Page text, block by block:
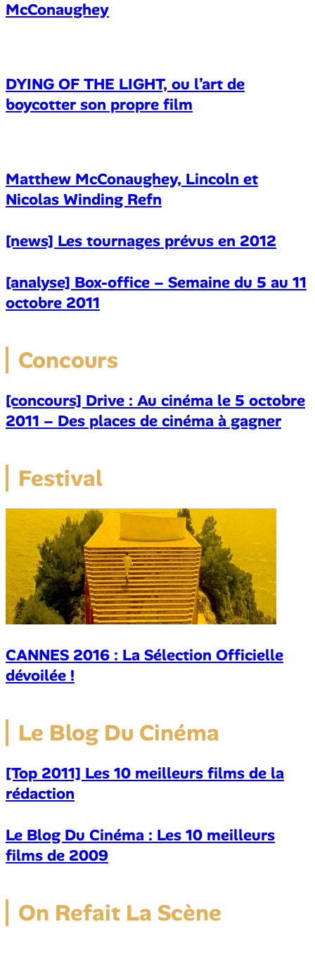
McConaughey
DYING OF THE LIGHT, ou l’art de
boycotter son propre film
Matthew McConaughey, Lincoln et
Nicolas Winding Refn
[news] Les tournages prévus en 2012
[analyse] Box-office – Semaine du 5 au 11
octobre 2011
Concours
[concours] Drive : Au cinéma le 5 octobre
2011 – Des places de cinéma à gagner
Festival
CANNES 2016 : La Sélection Officielle
dévoilée !
Le Blog Du Cinéma
[Top 2011] Les 10 meilleurs films de la
rédaction
Le Blog Du Cinéma : Les 10 meilleurs
films de 2009
On Refait La Scène